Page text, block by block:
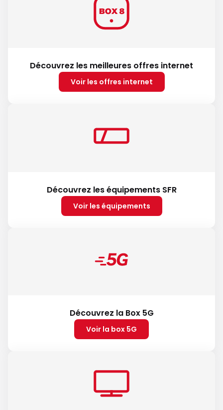
Découvrez les meilleures offres internet
Voir les offres internet
Découvrez les équipements SFR
Voir les équipements
Découvrez la Box 5G
Voir la box 5G